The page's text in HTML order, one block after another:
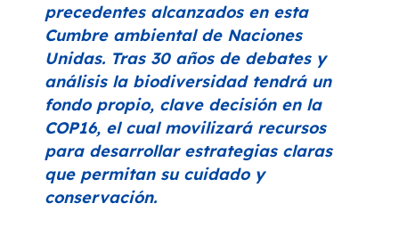
precedentes alcanzados en esta
Cumbre ambiental de Naciones
Unidas. Tras 30 años de debates y
análisis la biodiversidad tendrá un
fondo propio, clave decisión en la
COP16, el cual movilizará recursos
para desarrollar estrategias claras
que permitan su cuidado y
conservación.